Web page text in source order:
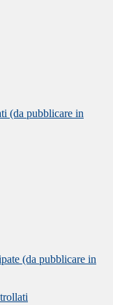
(da pubblicare in
(da pubblicare in